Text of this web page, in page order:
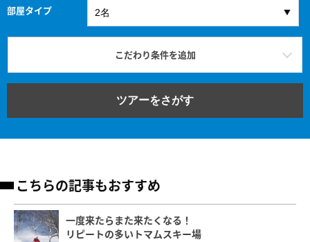
部屋タイプ
こだわり条件を追加
ツアーをさがす
こちらの記事もおすすめ
一度来たらまた来たくなる！
リピートの多いトマムスキー場